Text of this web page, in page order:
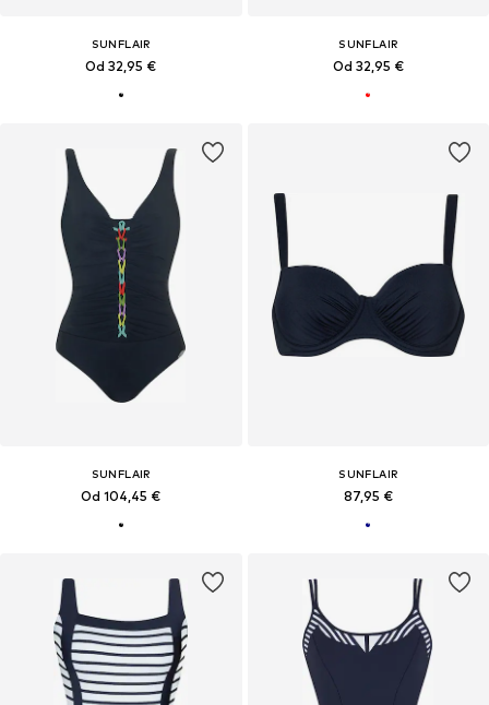
SUNFLAIR
Od 32,95 €
SUNFLAIR
Od 32,95 €
SUNFLAIR
Od 104,45 €
SUNFLAIR
87,95 €